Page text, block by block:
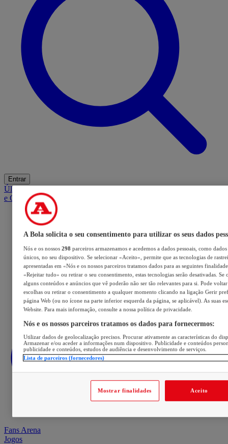
Entrar
ÚltimasMercadoOpiniãoiGaming HubA BOLA SUGEREBarba
e Cabelo
Fans Arena
Jogos
A Bola solicita o seu consentimento para utilizar os seus dados
Nós e os nossos 298 parceiros armazenamos e acedemos a dados pessoais, como
únicos, no seu dispositivo. Se selecionar «Aceito», permite que as tecnologias de
apresentadas em «Nós e os nossos parceiros tratamos dados para as seguintes
«Rejeitar tudo» ou retirar o seu consentimento, estas tecnologias serão desativadas. Se
alguns conteúdos e anúncios que vê poderão não ser tão relevantes para si. Pode voltar
escolhas ou retirar o consentimento a qualquer momento clicando na ligação Gerir
página Web (ou no ícone na parte inferior esquerda da página, se aplicável). As suas
Website. Para mais informação, consulte a nossa política de privacidade.
Nós e os nossos parceiros tratamos os dados para fornecermos:
Utilizar dados de geolocalização precisos. Procurar ativamente as características do
Armazenar e/ou aceder a informações num dispositivo. Publicidade e conteúdos
publicidade e conteúdos, estudos de audiência e desenvolvimento de serviços.
Lista de parceiros (fornecedores)
Mostrar finalidades Aceito